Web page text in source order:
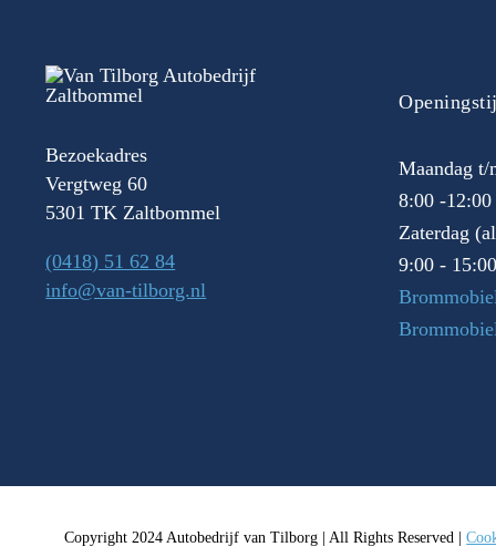
Bezoekadres
Vergtweg 60
5301 TK Zaltbommel
(0418) 51 62 84
info@van-tilborg.nl
Maandag
8:00 -
Zaterdag
9:00 -
Copyright 2024 Autobedrijf van Tilborg | All Rights Reserved |